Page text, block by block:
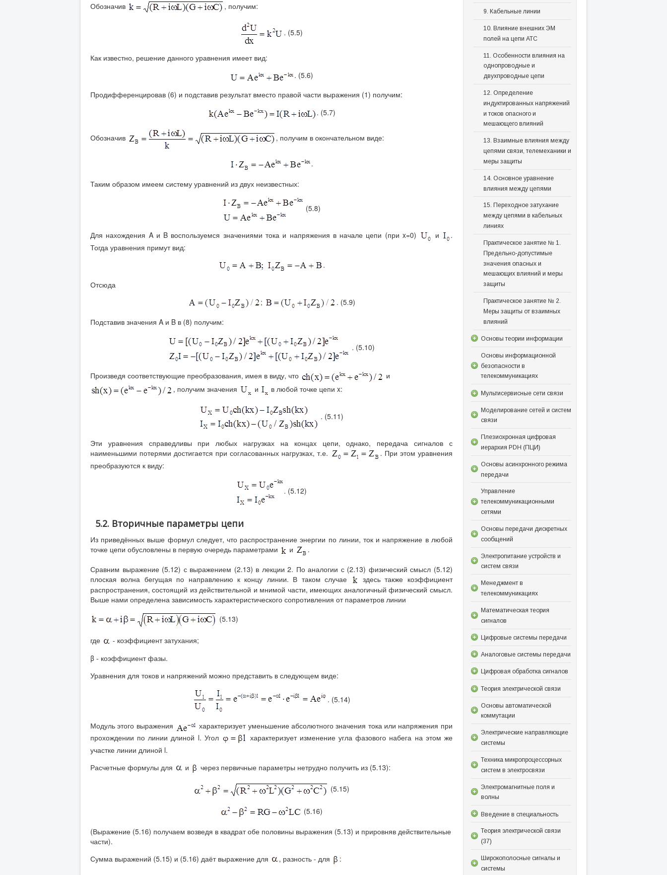
Обозначив , получим:
. (5.5)
Как известно, решение данного уравнения имеет вид:
. (5.6)
Продифференцировав (6) и подставив результат вместо правой части выражения (1) получим:
. (5.7)
Обозначив , получим в окончательном виде:
.
Таким образом имеем систему уравнений из двух неизвестных:
(5.8)
Для нахождения A и B воспользуемся значениями тока и напряжения в начале цепи (при x=0) и
.
Тогда уравнения примут вид:
.
Отсюда
;
. (5.9)
Подставив значения A и B в (8) получим:
. (5.10)
Произведя соответствующие преобразования, имея в виду, что
и
, получим значения
и в любой точке цепи x:
. (5.11)
Эти уравнения справедливы при любых нагрузках на концах цепи, однако, передача сигналов с
наименьшими потерями достигается при согласованных нагрузках, т.е.
. При этом уравнения
преобразуются к виду:
. (5.12)
5.2. Вторичные параметры цепи
Из приведённых выше формул следует, что распространение энергии по линии, ток и напряжение в любой
точке цепи обусловлены в первую очередь параметрами
и
.
Сравним выражение (5.12) с выражением (2.13) в лекции 2. По аналогии с (2.13) физический смысл (5.12)
плоская волна бегущая по направлению к концу линии. В таком случае
здесь также коэффициент
распространения, состоящий из действительной и мнимой части, имеющих аналогичный физический смысл.
Выше нами определена зависимость характеристического сопротивления от параметров линии
(5.13)
где
- коэффициент затухания;
β - коэффициент фазы.
Уравнения для токов и напряжений можно представить в следующем виде:
. (5.14)
Модуль этого выражения
характеризует уменьшение абсолютного значения тока или напряжения при
прохождении по линии длиной l. Угол
характеризует изменение угла фазового набега на этом же
участке линии длиной l.
Расчетные формулы для
и через первичные параметры нетрудно получить из (5.13):
(5.15)
(5.16)
(Выражение (5.16) получаем возведя в квадрат обе половины выражения (5.13) и прировняв действительные
части).
Сумма выражений (5.15) и (5.16) даёт выражение для
, разность - для :
9. Кабельные линии
10. Влияние внешних ЭМ
полей на цепи АТС
11. Особенности влияния на
однопроводные и
двухпроводные цепи
12. Определение
индуктированных напряжений
и токов опасного и
мешающего влияний
13. Взаимные влияния между
цепями связи, телемеханики и
меры защиты
14. Основное уравнение
влияния между цепями
15. Переходное затухание
между цепями в кабельных
линиях
Практическое занятие № 1.
Предельно-допустимые
значения опасных и
мешающих влияний и меры
защиты
Практическое занятие № 2.
Меры защиты от взаимных
влияний
Основы теории информации
Основы информационной
безопасности в
телекоммуникациях
Мультисервисные сети связи
Моделирование сетей и систем
связи
Плезиохронная цифровая
иерархия PDH (ПЦИ)
Основы асинхронного режима
передачи
Управление
телекоммуникационными
сетями
Основы передачи дискретных
сообщений
Электропитание устройств и
систем связи
Менеджмент в
телекоммуникациях
Математическая теория
сигналов
Цифровые системы передачи
Аналоговые системы передачи
Цифровая обработка сигналов
Теория электрической связи
Основы автоматической
коммутации
Электрические направляющие
системы
Техника микропроцессорных
систем в электросвязи
Электромагнитные поля и
волны
Введение в специальность
Теория электрической связи
(37)
Широкополосные сигналы и
системы